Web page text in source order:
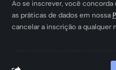
Ao se inscrever, você concorda
as práticas de dados em nossa
cancelar a inscrição a qualquer